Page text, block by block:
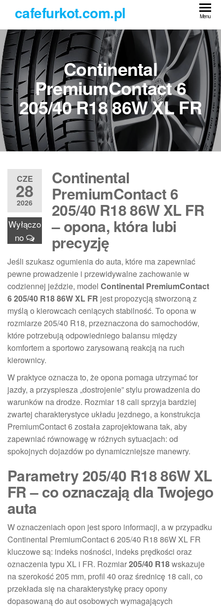
treści
cafefurkot.com.pl Menu
Continental
PremiumContact 6
205/40 R18 86W XL FR
CZE
28
2026
Wyłączo
no
Continental
PremiumContact 6
205/40 R18 86W XL FR
– opona, która lubi
precyzję
Jeśli szukasz ogumienia do auta, które ma zapewniać
pewne prowadzenie i przewidywalne zachowanie w
codziennej jeździe, model Continental PremiumContact
6 205/40 R18 86W XL FR jest propozycją stworzoną z
myślą o kierowcach ceniących stabilność. To opona w
rozmiarze 205/40 R18, przeznaczona do samochodów,
które potrzebują odpowiedniego balansu między
komfortem a sportowo zarysowaną reakcją na ruch
kierownicy.
W praktyce oznacza to, że opona pomaga utrzymać tor
jazdy, a przyspiesza „dostrojenie” stylu prowadzenia do
warunków na drodze. Rozmiar 18 cali sprzyja bardziej
zwartej charakterystyce układu jezdnego, a konstrukcja
PremiumContact 6 została zaprojektowana tak, aby
zapewniać równowagę w różnych sytuacjach: od
spokojnych dojazdów po dynamiczniejsze manewry.
Parametry 205/40 R18 86W XL
FR – co oznaczają dla Twojego
auta
W oznaczeniach opon jest sporo informacji, a w przypadku
Continental PremiumContact 6 205/40 R18 86W XL FR
kluczowe są: indeks nośności, indeks prędkości oraz
oznaczenia typu XL i FR. Rozmiar205/40 R18wskazuje
na szerokość 205 mm, profil 40 oraz średnicę 18 cali, co
przekłada się na charakterystykę pracy opony
dopasowaną do aut osobowych wymagających